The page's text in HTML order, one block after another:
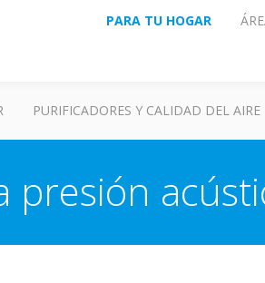
PARA TU HOGAR
PURIFICADORES Y CALIDAD DEL AIRE
presión